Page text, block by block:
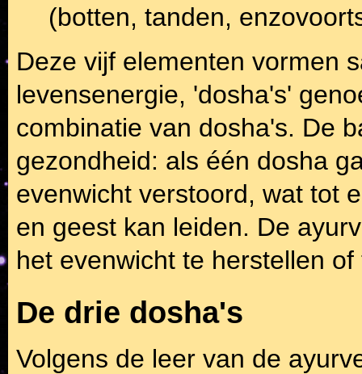
(botten, tanden,
Deze vijf elementen vormen
levensenergie, 'dosha's'
combinatie van dosha's. De
gezondheid: als één dosha
evenwicht verstoord, wat tot
en geest kan leiden. De
het evenwicht te herstellen
De drie dosha's
Volgens de leer van de